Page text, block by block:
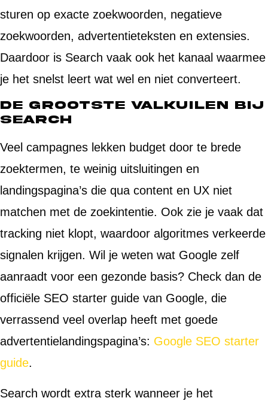
sturen op exacte zoekwoorden, negatieve
zoekwoorden, advertentieteksten en extensies.
Daardoor is Search vaak ook het kanaal waarmee
je het snelst leert wat wel en niet converteert.
De grootste valkuilen bij
Search
Veel campagnes lekken budget door te brede
zoektermen, te weinig uitsluitingen en
landingspagina’s die qua content en UX niet
matchen met de zoekintentie. Ook zie je vaak dat
tracking niet klopt, waardoor algoritmes verkeerde
signalen krijgen. Wil je weten wat Google zelf
aanraadt voor een gezonde basis? Check dan de
officiële SEO starter guide van Google, die
verrassend veel overlap heeft met goede
advertentielandingspagina’s: Google SEO starter
guide.
Search wordt extra sterk wanneer je het